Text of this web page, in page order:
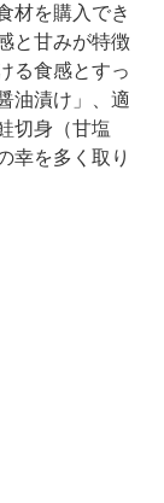
材を購入でき
と甘みが特徴
る食感とすっ
油漬け」、適
切身（甘塩
幸を多く取り